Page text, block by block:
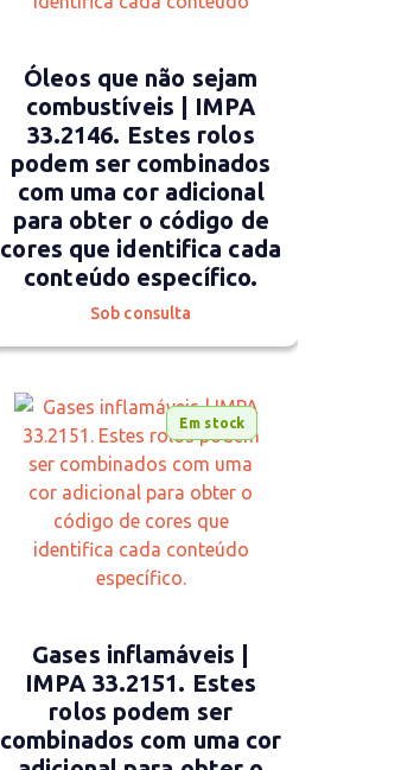
Óleos que não sejam
combustíveis | IMPA
33.2146. Estes rolos
podem ser combinados
com uma cor adicional
para obter o código de
cores que identifica cada
conteúdo específico.
Sob consulta
Em stock
Gases inflamáveis |
IMPA 33.2151. Estes
rolos podem ser
combinados com uma cor